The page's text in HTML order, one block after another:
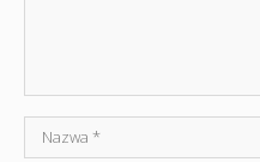
Nazwa